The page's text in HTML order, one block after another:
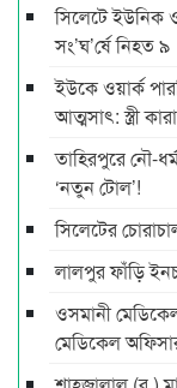
সিলেটে ইউনিক
সং’ঘ’র্ষে নিহত ৯
ইউকে ওয়ার্ক
আত্মসাৎ: স্ত্রী
তাহিরপুরে নৌ-
‘নতুন টোল’!
সিলেটের
লালপুর ফাঁড়ি
ওসমানী
মেডিকেল